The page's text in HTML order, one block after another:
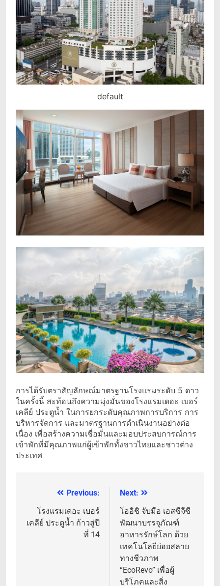
default
การได้รับตราสัญลักษณ์มาตรฐานโรงแรมระดับ 5 ดาว
ในครั้งนี้ สะท้อนถึงความมุ่งมั่นของโรงแรมเดอะ เบอร์
เคลีย์ ประตูน้ำ ในการยกระดับคุณภาพการบริการ การ
บริหารจัดการ และมาตรฐานการดำเนินงานอย่างต่อ
เนื่อง เพื่อสร้างความเชื่อมั่นและมอบประสบการณ์การ
เข้าพักที่มีคุณภาพแก่ผู้เข้าพักทั้งชาวไทยและชาวต่าง
ประเทศ
แนะแนว
เรื่อง
Previous:
โรงแรมเดอะ เบอร์
เคลีย์ ประตูน้ำ ก้าวสู่ปี
ที่ 14
Next:
โออิชิ จับมือ เอสซีจีซี
พัฒนาบรรจุภัณฑ์
อาหารรักษ์โลก ด้วย
เทคโนโลยีย่อยสลาย
ทางชีวภาพ
“EcoRevo” เพื่อผู้
บริโภคและสิ่ง